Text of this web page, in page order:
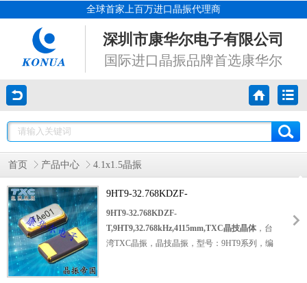
全球首家上百万进口晶振代理商
深圳市康华尔电子有限公司
国际进口晶振品牌首选康华尔
首页 产品中心 4.1x1.5晶振
9HT9-32.768KDZF-
T,9HT9,32.768kHz,4115mm,TXC晶技晶
体
9HT9-32.768KDZF-
T,9HT9,32.768kHz,4115mm,TXC晶技晶体 ，台
湾TXC晶振，晶技晶振，型号： 9HT9系列，编